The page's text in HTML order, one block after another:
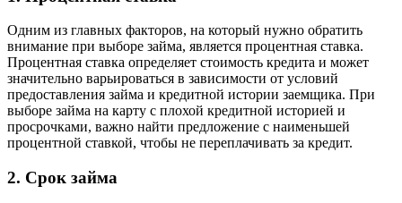
Одним из главных факторов, на который нужно обратить
внимание при выборе займа, является процентная ставка.
Процентная ставка определяет стоимость кредита и может
значительно варьироваться в зависимости от условий
предоставления займа и кредитной истории заемщика. При
выборе займа на карту с плохой кредитной историей и
просрочками, важно найти предложение с наименьшей
процентной ставкой, чтобы не переплачивать за кредит.
2. Срок займа